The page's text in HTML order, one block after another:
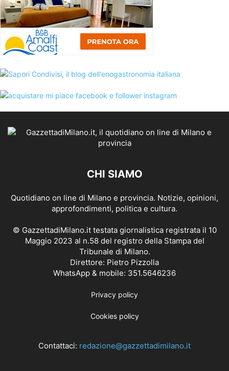
CHI SIAMO
Quotidiano on line di Milano e provincia. Notizie, opinioni,
approfondimenti, politica e cultura.
© GazzettadiMilano.it testata giornalistica registrata il 10
Maggio 2023 al n.58 del registro della Stampa del
Tribunale di Milano.
Direttore: Pietro Pizzolla
WhatsApp & mobile: 351.5646236
Privacy policy
Cookies policy
Contattaci: redazione@gazzettadimilano.it